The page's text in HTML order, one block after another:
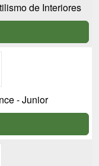
de Interiores
- Junior